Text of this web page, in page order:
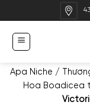
qua
dung
Apa Niche /
Hoa Boadicea